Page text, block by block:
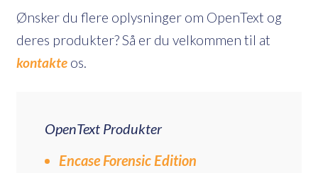
Ønsker du flere oplysninger om OpenText og
deres produkter? Så er du velkommen til at
kontakte os.
OpenText Produkter
Encase Forensic Edition